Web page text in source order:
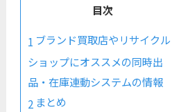
目次
1 ブランド買取店やリサイクル
ショップにオススメの同時出
品・在庫連動システムの情報
2 まとめ